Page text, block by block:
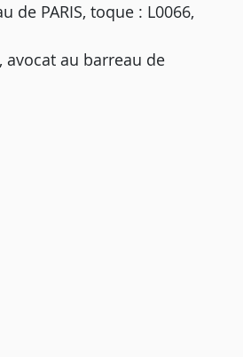
de PARIS, toque : L0066,
avocat au barreau de